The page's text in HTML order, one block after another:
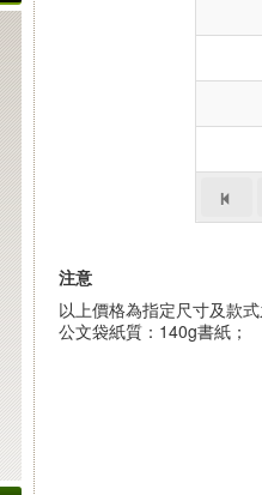
注意
以上價格為指定尺寸及款
公文袋紙質：140g書紙；